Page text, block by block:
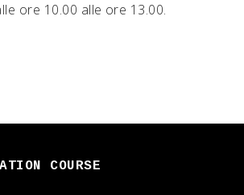
ore 10.00 alle ore 13.00.
COURSE